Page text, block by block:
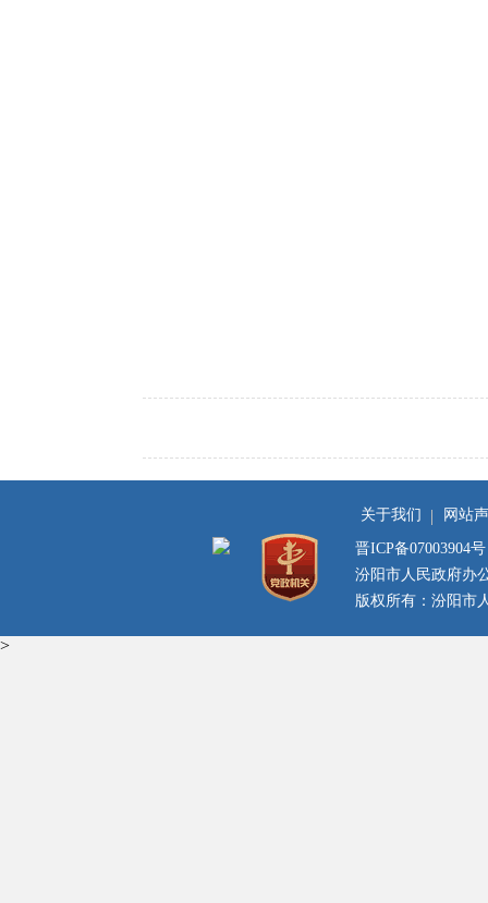
关于我们 网站
晋ICP备07003904号
汾阳市人民政府办
版权所有：汾阳市
>